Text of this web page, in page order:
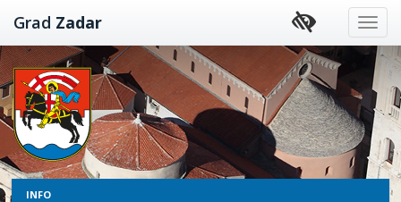
Preskoči
na
sadržaj
Grad Zadar
INFO